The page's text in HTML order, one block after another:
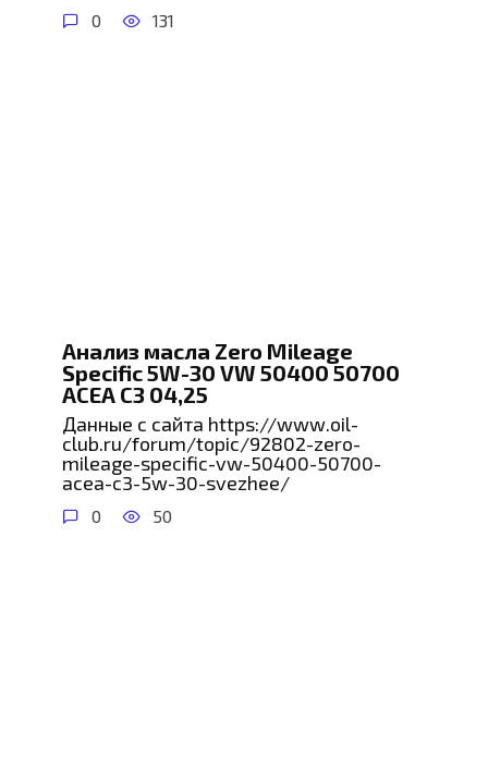
0 131
Анализ масла Zero Mileage
Specific 5W-30 VW 50400 50700
ACEA C3 04,25
Данные с сайта https://www.oil-
club.ru/forum/topic/92802-zero-
mileage-specific-vw-50400-50700-
acea-c3-5w-30-svezhee/
0 50